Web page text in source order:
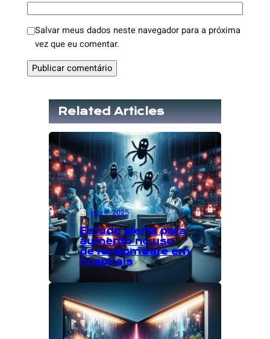
Salvar meus dados neste navegador para a próxima
vez que eu comentar.
Related Articles
nov 7, 2025
Estudo alerta para
aumento no uso
de ransomware em
hospitais